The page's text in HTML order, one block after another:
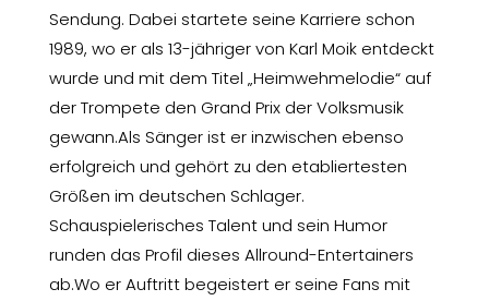
Sendung. Dabei startete seine Karriere schon
1989, wo er als 13-jähriger von Karl Moik entdeckt
wurde und mit dem Titel „Heimwehmelodie“ auf
der Trompete den Grand Prix der Volksmusik
gewann.Als Sänger ist er inzwischen ebenso
erfolgreich und gehört zu den etabliertesten
Größen im deutschen Schlager.
Schauspielerisches Talent und sein Humor
runden das Profil dieses Allround-Entertainers
ab.Wo er Auftritt begeistert er seine Fans mit